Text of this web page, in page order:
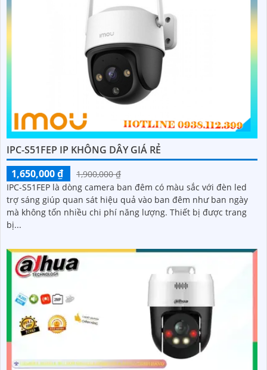
IPC-S51FEP IP KHÔNG DÂY GIÁ RẺ
1,650,000 ₫
1,900,000 ₫
IPC-S51FEP là dòng camera ban đêm có màu sắc với đèn led
trợ sáng giúp quan sát hiệu quả vào ban đêm như ban ngày
mà không tốn nhiều chi phí năng lượng. Thiết bị được trang
bị...